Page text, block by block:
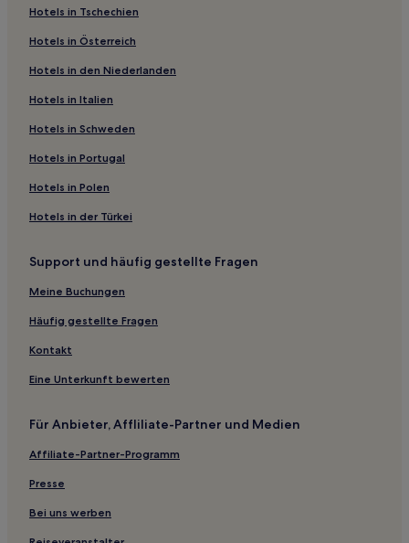
Hotels nahe Pålsjöbaden
Hotels nahe Stortorget
Hotels nahe Knähakenbadet - Naturistenstrand
Hotels nahe Gustav-Aldof-Kirche
Hotels nahe Tropical Beach
Hotels nahe Tropikariet
Hotels nahe Bahnhof Knutpunkten
Hotels nahe Raa Vallar
Hotels nahe Fria Bad
Hotels nahe Sankt-Marien-Kirche
Hotels nahe Marienkirche
Hotels nahe Fredriksdals Freilichtmuseum
Hotels nahe Olympiastadion
Hotels nahe Vasatorps Golfklubb
Hotels nahe Karnan
B&B in Ystad
B&B in Lund
4-Sterne-Hotels in Centrum
Hotels in Tschechien
Hotels in Österreich
Hotels in den Niederlanden
Hotels in Italien
Hotels in Schweden
Hotels in Portugal
Hotels in Polen
Hotels in der Türkei
Support und häufig gestellte Fragen
Meine Buchungen
Häufig gestellte Fragen
Kontakt
Eine Unterkunft bewerten
Für Anbieter, Affliliate-Partner und Medien
Affiliate-Partner-Programm
Presse
Bei uns werben